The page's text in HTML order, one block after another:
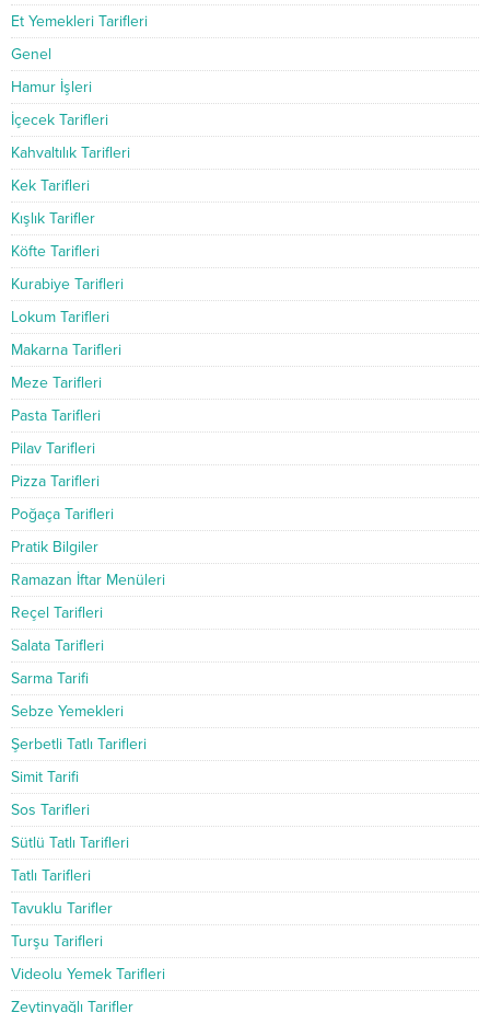
Et Yemekleri Tarifleri
Genel
Hamur İşleri
İçecek Tarifleri
Kahvaltılık Tarifleri
Kek Tarifleri
Kışlık Tarifler
Köfte Tarifleri
Kurabiye Tarifleri
Lokum Tarifleri
Makarna Tarifleri
Meze Tarifleri
Pasta Tarifleri
Pilav Tarifleri
Pizza Tarifleri
Poğaça Tarifleri
Pratik Bilgiler
Ramazan İftar Menüleri
Reçel Tarifleri
Salata Tarifleri
Sarma Tarifi
Sebze Yemekleri
Şerbetli Tatlı Tarifleri
Simit Tarifi
Sos Tarifleri
Sütlü Tatlı Tarifleri
Tatlı Tarifleri
Tavuklu Tarifler
Turşu Tarifleri
Videolu Yemek Tarifleri
Zeytinyağlı Tarifler